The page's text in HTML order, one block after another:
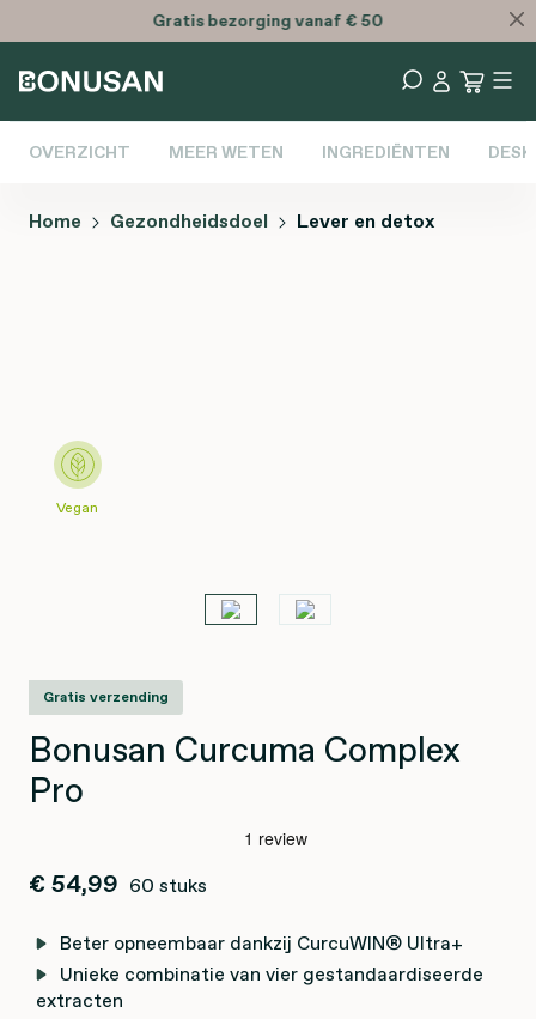
Gratisbezorging vanaf € 50
OVERZICHT MEER WETEN INGREDIËNTEN
Home Gezondheidsdoel Lever en detox
Vegan
Gratis verzending
Bonusan Curcuma Complex
Pro
€ 54,99 60 stuks
Beter opneembaar dankzij CurcuWIN® Ultra+
Unieke combinatie van vier gestandaardiseerde
extracten